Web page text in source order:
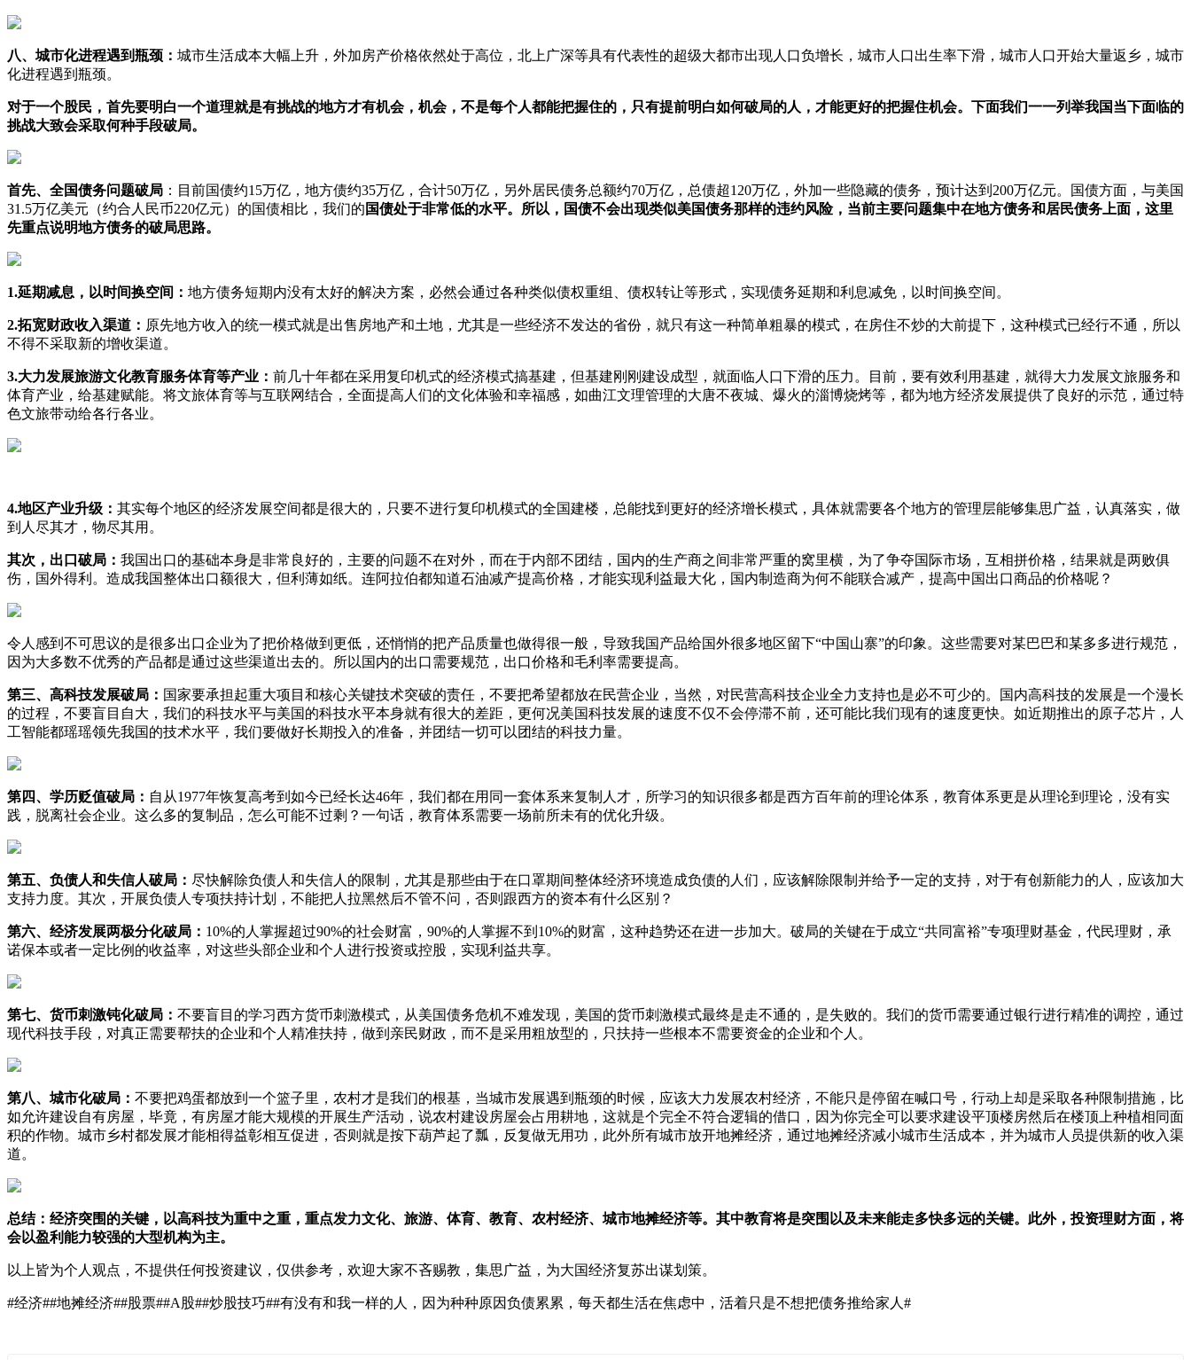
八、城市化进程遇到瓶颈： 城市生活成本大幅上升，外加房产价格依然处于高位，北上广深等具有代表性的超级大都市出现人口负增长，城市人口出生率下滑，城市人口开始大量返乡，城市
化进程遇到瓶颈。
对于一个股民，首先要明白一个道理就是有挑战的地方才有机会，机会，不是每个人都能把握住的，只有提前明白如何破局的人，才能更好的把握住机会。下面我们一一列举我国当下面临的
挑战大致会采取何种手段破局。
首先、全国债务问题破局 ：目前国债约15万亿，地方债约35万亿，合计50万亿，另外居民债务总额约70万亿，总债超120万亿，外加一些隐藏的债务，预计达到200万亿元。国债方面，与美国
31.5万亿美元（约合人民币220亿元）的国债相比，我们的 国债处于非常低的水平。所以，国债不会出现类似美国债务那样的违约风险，当前主要问题集中在地方债务和居民债务上面，这里
先重点说明地方债务的破局思路。
1.延期减息，以时间换空间： 地方债务短期内没有太好的解决方案，必然会通过各种类似债权重组、债权转让等形式，实现债务延期和利息减免，以时间换空间。
2.拓宽财政收入渠道： 原先地方收入的统一模式就是出售房地产和土地，尤其是一些经济不发达的省份，就只有这一种简单粗暴的模式，在房住不炒的大前提下，这种模式已经行不通，所以
不得不采取新的增收渠道。
3.大力发展旅游文化教育服务体育等产业： 前几十年都在采用复印机式的经济模式搞基建，但基建刚刚建设成型，就面临人口下滑的压力。目前，要有效利用基建，就得大力发展文旅服务和
体育产业，给基建赋能。将文旅体育等与互联网结合，全面提高人们的文化体验和幸福感，如曲江文理管理的大唐不夜城、爆火的淄博烧烤等，都为地方经济发展提供了良好的示范，通过特
色文旅带动给各行各业。
4.地区产业升级： 其实每个地区的经济发展空间都是很大的，只要不进行复印机模式的全国建楼，总能找到更好的经济增长模式，具体就需要各个地方的管理层能够集思广益，认真落实，做
到人尽其才，物尽其用。
其次，出口破局： 我国出口的基础本身是非常良好的，主要的问题不在对外，而在于内部不团结，国内的生产商之间非常严重的窝里横，为了争夺国际市场，互相拼价格，结果就是两败俱
伤，国外得利。造成我国整体出口额很大，但利薄如纸。连阿拉伯都知道石油减产提高价格，才能实现利益最大化，国内制造商为何不能联合减产，提高中国出口商品的价格呢？
令人感到不可思议的是很多出口企业为了把价格做到更低，还悄悄的把产品质量也做得很一般，导致我国产品给国外很多地区留下“中国山寨”的印象。这些需要对某巴巴和某多多进行规范，
因为大多数不优秀的产品都是通过这些渠道出去的。所以国内的出口需要规范，出口价格和毛利率需要提高。
第三、高科技发展破局： 国家要承担起重大项目和核心关键技术突破的责任，不要把希望都放在民营企业，当然，对民营高科技企业全力支持也是必不可少的。国内高科技的发展是一个漫长
的过程，不要盲目自大，我们的科技水平与美国的科技水平本身就有很大的差距，更何况美国科技发展的速度不仅不会停滞不前，还可能比我们现有的速度更快。如近期推出的原子芯片，人
工智能都瑶瑶领先我国的技术水平，我们要做好长期投入的准备，并团结一切可以团结的科技力量。
第四、学历贬值破局： 自从1977年恢复高考到如今已经长达46年，我们都在用同一套体系来复制人才，所学习的知识很多都是西方百年前的理论体系，教育体系更是从理论到理论，没有实
践，脱离社会企业。这么多的复制品，怎么可能不过剩？一句话，教育体系需要一场前所未有的优化升级。
第五、负债人和失信人破局： 尽快解除负债人和失信人的限制，尤其是那些由于在口罩期间整体经济环境造成负债的人们，应该解除限制并给予一定的支持，对于有创新能力的人，应该加大
支持力度。其次，开展负债人专项扶持计划，不能把人拉黑然后不管不问，否则跟西方的资本有什么区别？
第六、经济发展两极分化破局： 10%的人掌握超过90%的社会财富，90%的人掌握不到10%的财富，这种趋势还在进一步加大。破局的关键在于成立“共同富裕”专项理财基金，代民理财，承
诺保本或者一定比例的收益率，对这些头部企业和个人进行投资或控股，实现利益共享。
第七、货币刺激钝化破局： 不要盲目的学习西方货币刺激模式，从美国债务危机不难发现，美国的货币刺激模式最终是走不通的，是失败的。我们的货币需要通过银行进行精准的调控，通过
现代科技手段，对真正需要帮扶的企业和个人精准扶持，做到亲民财政，而不是采用粗放型的，只扶持一些根本不需要资金的企业和个人。
第八、城市化破局： 不要把鸡蛋都放到一个篮子里，农村才是我们的根基，当城市发展遇到瓶颈的时候，应该大力发展农村经济，不能只是停留在喊口号，行动上却是采取各种限制措施，比
如允许建设自有房屋，毕竟，有房屋才能大规模的开展生产活动，说农村建设房屋会占用耕地，这就是个完全不符合逻辑的借口，因为你完全可以要求建设平顶楼房然后在楼顶上种植相同面
积的作物。城市乡村都发展才能相得益彰相互促进，否则就是按下葫芦起了瓢，反复做无用功，此外所有城市放开地摊经济，通过地摊经济减小城市生活成本，并为城市人员提供新的收入渠
道。
总结：经济突围的关键，以高科技为重中之重，重点发力文化、旅游、体育、教育、农村经济、城市地摊经济等。其中教育将是突围以及未来能走多快多远的关键。此外，投资理财方面，将
会以盈利能力较强的大型机构为主。
以上皆为个人观点，不提供任何投资建议，仅供参考，欢迎大家不吝赐教，集思广益，为大国经济复苏出谋划策。
#经济##地摊经济##股票##A股##炒股技巧##有没有和我一样的人，因为种种原因负债累累，每天都生活在焦虑中，活着只是不想把债务推给家人#